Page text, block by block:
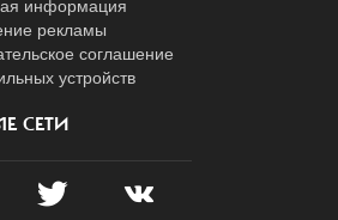
информация
рекламы
соглашение
устройств
СЕТИ